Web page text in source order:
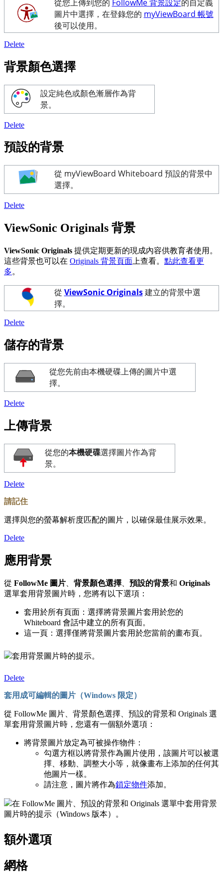
從您上傳到您的 FollowMe 背景設定的自定義
圖片中選擇，在登錄您的 myViewBoard 帳號
後可以使用。
Delete
背景顏色選擇
設定純色或顏色漸層作為背
景。
Delete
預設的背景
從 myViewBoard Whiteboard 預設的背景中
選擇。
Delete
ViewSonic Originals 背景
ViewSonic Originals 提供定期更新的現成內容供教育者使用。
這些背景也可以在 Originals 背景頁面 上查看。 點此查看更
多。
從 ViewSonic Originals建立的背景中選
擇。
Delete
儲存的背景
從您先前由本機硬碟上傳的圖片中選
擇。
Delete
上傳背景
從您的本機硬碟選擇圖片作為背
景。
Delete
請記住
選擇與您的螢幕解析度匹配的圖片，以確保最佳展示效果。
Delete
應用背景
從 FollowMe 圖片 背景顏色選擇 預設的背景和 Originals
選單套用背景圖片時，您將有以下選項：
套用於所有頁面：選擇將背景圖片套用於您的
Whiteboard 會話中建立的所有頁面。
這一頁：選擇僅將背景圖片套用於您當前的畫布頁。
套用背景圖片時的提示。
Delete
套用成可編輯的圖片（Windows 限定）
從 FollowMe 圖片、背景顏色選擇、預設的背景和 Originals 選
單套用背景圖片時，您還有一個額外選項：
將背景圖片放定為可被操作物件：
勾選方框以將背景作為圖片使用，該圖片可以被選
擇、移動、調整大小等，就像畫布上添加的任何其
他圖片一樣。
請注意，圖片將作為鎖定物件添加。
在 FollowMe 圖片、預設的背景和 Originals 選單中套用背景
圖片時的提示（Windows 版本）。
額外選項
網格